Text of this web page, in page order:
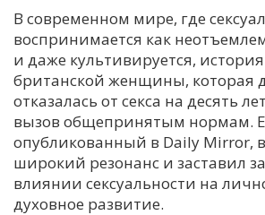
И
К
В современном мире, где
воспринимается как
и даже культивируется,
британской женщины, которая
отказалась от секса на десять
вызов общепринятым нормам.
опубликованный в Daily Mirror,
широкий резонанс и заставил
влиянии сексуальности на
духовное развитие.